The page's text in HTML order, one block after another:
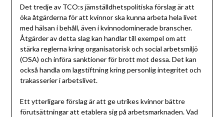
Det tredje av TCO:s jämställdhetspolitiska förslag är att
öka åtgärderna för att kvinnor ska kunna arbeta hela livet
med hälsan i behåll, även i kvinnodominerade branscher.
Åtgärder av detta slag kan handlar till exempel om att
stärka reglerna kring organisatorisk och social arbetsmiljö
(OSA) och införa sanktioner för brott mot dessa. Det kan
också handla om lagstiftning kring personlig integritet och
trakasserier i arbetslivet.
Ett ytterligare förslag är att ge utrikes kvinnor bättre
förutsättningar att etablera sig på arbetsmarknaden. Vad